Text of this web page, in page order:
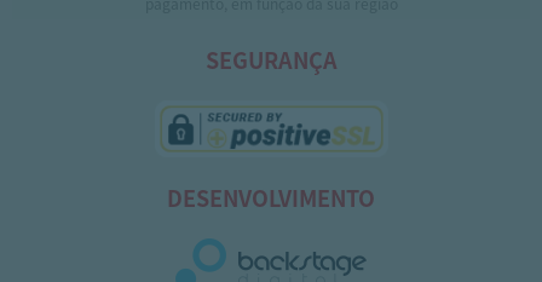
SEGURANÇA
DESENVOLVIMENTO